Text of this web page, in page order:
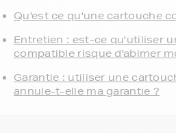
Qu'est ce qu'une cartouche
Entretien : est-ce qu'utiliser
compatible risque d'abimer
Garantie : utiliser une
annule-t-elle ma garantie ?